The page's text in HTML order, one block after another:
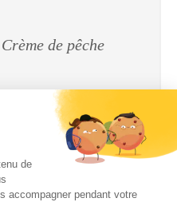
Crème de pêche
Crème de pêche de
vigne